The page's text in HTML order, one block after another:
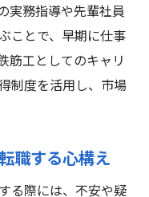
実務指導や先輩社員
ことで、早期に仕事
筋工としてのキャリ
制度を活用し、市場
職する心構え
る際には、不安や疑